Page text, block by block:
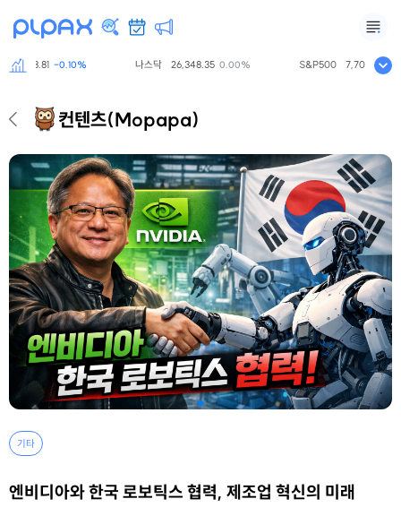
798.81 -0.10% 나스닥 26,348.35 0.00% S&P500 7,709.96
컨텐츠(Mopapa)
기타
엔비디아와 한국 로보틱스 협력, 제조업 혁신의 미래